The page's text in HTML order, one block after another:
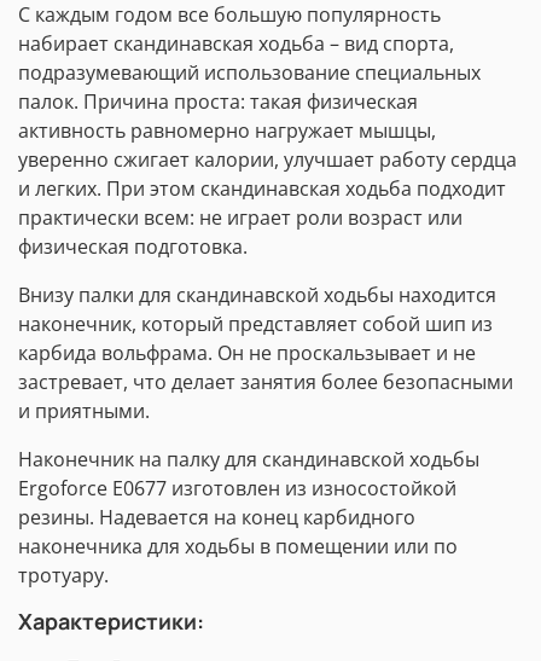
С каждым годом все большую популярность
набирает скандинавская ходьба – вид спорта,
подразумевающий использование специальных
палок. Причина проста: такая физическая
активность равномерно нагружает мышцы,
уверенно сжигает калории, улучшает работу сердца
и легких. При этом скандинавская ходьба подходит
практически всем: не играет роли возраст или
физическая подготовка.
Внизу палки для скандинавской ходьбы находится
наконечник, который представляет собой шип из
карбида вольфрама. Он не проскальзывает и не
застревает, что делает занятия более безопасными
и приятными.
Наконечник на палку для скандинавской ходьбы
Ergoforce Е0677 изготовлен из износостойкой
резины. Надевается на конец карбидного
наконечника для ходьбы в помещении или по
тротуару.
Характеристики: